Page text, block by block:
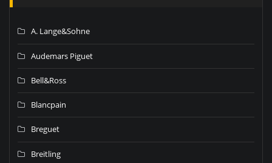
A. Lange&Sohne
Audemars Piguet
Bell&Ross
Blancpain
Breguet
Breitling